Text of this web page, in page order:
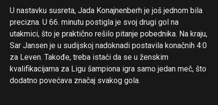
U nastavku susreta, Jada Konajnenberh je još jednom bila
precizna. U 66. minutu postigla je svoj drugi gol na
utakmici, što je praktično rešilo pitanje pobednika. Na kraju,
Sar Jansen je u sudijskoj nadoknadi postavila konačnih 4:0
za Leven. Takođe, treba istaći da se u ženskim
kvalifikacijama za Ligu šampiona igra samo jedan meč, što
dodatno povećava značaj svakog gola.